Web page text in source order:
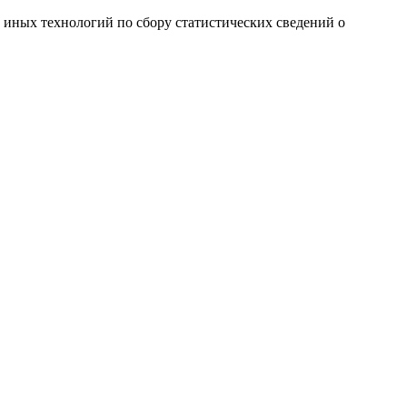
технологий по сбору статистических сведений о